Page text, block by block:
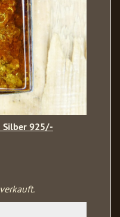
Silber 925/-